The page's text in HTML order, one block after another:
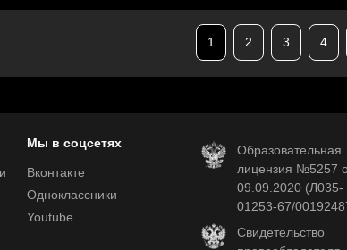
1 2 3 4
Мы в соцсетях
Вконтакте
Одноклассники
Youtube
Образовательная
лицензия №5257
09.09.2020 (Л035-
01253-67/
Свидетельство